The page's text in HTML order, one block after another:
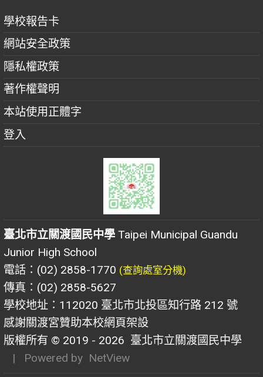
學校報告卡
網站安全政策
隱私權政策
著作權聲明
本站使用正體字
登入
臺北市立關渡國民中學 Taipei Municipal Guandu
Junior High School
電話：(02) 2858-1770 (查詢處室分機)
傳真：(02) 2858-5627
學校地址：112020 臺北市北投區知行路 212 號
感謝關渡宮贊助本校網頁架設
版權所有 © 2019 - 2026 臺北市立關渡國民中學
| Powered by NetView